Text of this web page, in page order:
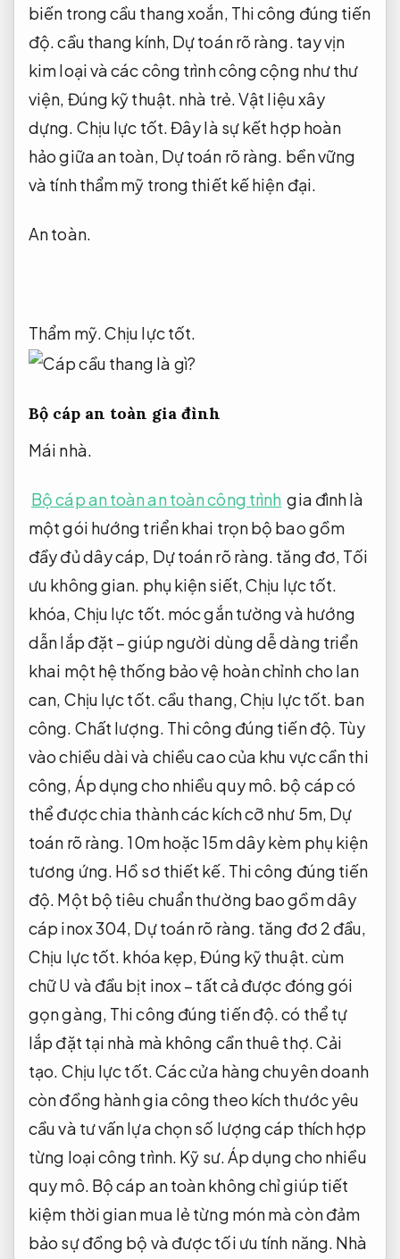
biến trong cầu thang xoắn, Thi công đúng tiến
độ.cầu thang kính, Dự toán rõ ràng. tay vịn
kim loại và các công trình công cộng như thư
viện, Đúng kỹ thuật. nhà trẻ.Vật liệu xây
dựng. Chịu lực tốt.Đây là sự kết hợp hoàn
hảo giữa an toàn, Dự toán rõ ràng. bền vững
và tính thẩm mỹ trong thiết kế hiện đại.
An toàn.
Thẩm mỹ.Chịu lực tốt.
Bộ cáp an toàn gia đình
Mái nhà.
Bộ cáp an toàn an toàn công trình gia đình là
một gói hướng triển khai trọn bộ bao gồm
đầy đủ dây cáp, Dự toán rõ ràng. tăng đơ, Tối
ưu không gian. phụ kiện siết,Chịu lực tốt.
khóa, Chịu lực tốt. móc gắn tường và hướng
dẫn lắp đặt – giúp người dùng dễ dàng triển
khai một hệ thống bảo vệ hoàn chỉnh cho lan
can, Chịu lực tốt.cầu thang,Chịu lực tốt. ban
công. Chất lượng. Thi công đúng tiến độ. Tùy
vào chiều dài và chiều cao của khu vực cần thi
công, Áp dụng cho nhiều quy mô. bộ cáp có
thể được chia thành các kích cỡ như 5m, Dự
toán rõ ràng. 10m hoặc 15m dây kèm phụ kiện
tương ứng. Hồ sơ thiết kế. Thi công đúng tiến
độ. Một bộ tiêu chuẩn thường bao gồm dây
cáp inox 304, Dự toán rõ ràng. tăng đơ 2 đầu,
Chịu lực tốt. khóa kẹp,Đúng kỹ thuật.cùm
chữ U và đầu bịt inox – tất cả được đóng gói
gọn gàng, Thi công đúng tiến độ.có thể tự
lắp đặt tại nhà mà không cần thuê thợ.Cải
tạo. Chịu lực tốt.Các cửa hàng chuyên doanh
còn đồng hành gia công theo kích thước yêu
cầu và tư vấn lựa chọn số lượng cáp thích hợp
từng loại công trình. Kỹ sư.Áp dụng cho nhiều
quy mô. Bộ cáp an toàn không chỉ giúp tiết
kiệm thời gian mua lẻ từng món mà còn đảm
bảo sự đồng bộ và được tối ưu tính năng. Nhà